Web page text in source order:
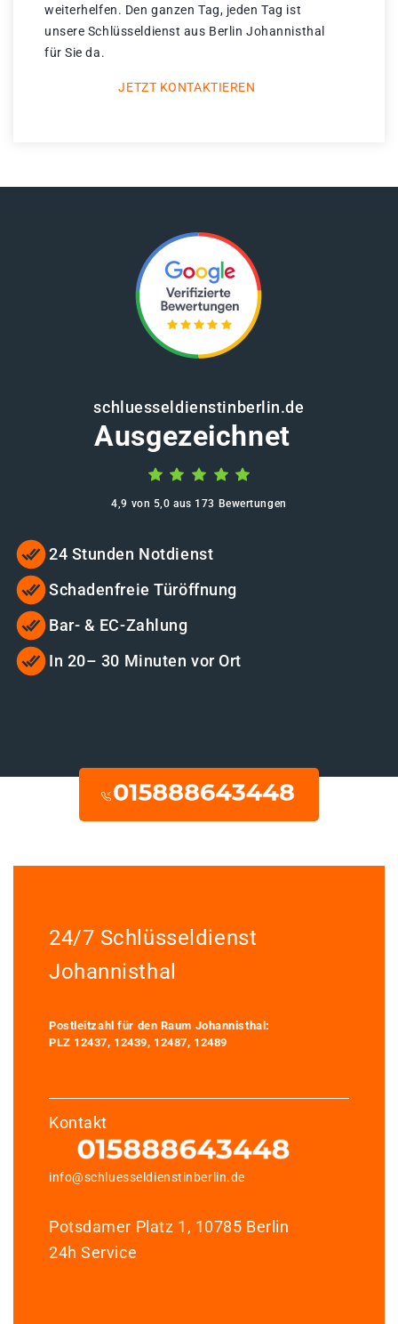
weiterhelfen. Den ganzen Tag, jeden Tag ist
unsere Schlüsseldienst aus Berlin Johannisthal
für Sie da.
JETZT KONTAKTIEREN
schluesseldienstinberlin.de
Ausgezeichnet
4,9 von 5,0 aus 173 Bewertungen
24 Stunden Notdienst
Schadenfreie Türöffnung
Bar- & EC-Zahlung
In 20– 30 Minuten vor Ort
24/7 Schlüsseldienst
Johannisthal
Postleitzahl für den Raum Johannisthal:
PLZ 12437, 12439, 12487, 12489
Kontakt
info@schluesseldienstinberlin.de
Potsdamer Platz 1, 10785 Berlin
24h Service